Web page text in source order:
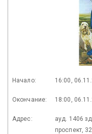
Начало: 16:00,
Окончание: 18:00,
Адрес:
ауд. 1406
проспект,